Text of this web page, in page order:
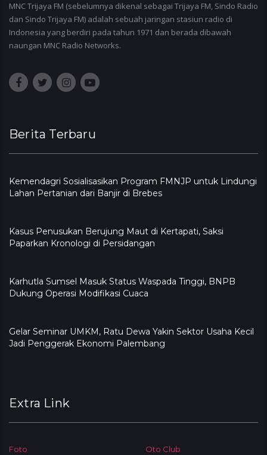
MNC Trijaya FM (sebelumnya dikenal sebagai Trijaya FM, Sindo Radio
dan Sindo Trijaya FM) adalah sebuah jaringan stasiun radio di
Indonesia yang berdiri pada tahun 1971 dan berada dibawah
naungan MNC Radio Networks.
Berita Terbaru
Kemendagri Sosialisasikan Program FMNJP untuk Lindungi
Lahan Pertanian dari Banjir di Brebes
Kasus Penusukan Berujung Maut di Kertapati, Saksi
Paparkan Kronologi di Persidangan
Karhutla Sumsel Masuk Status Waspada Tinggi, BNPB
Dukung Operasi Modifikasi Cuaca
Gelar Seminar UMKM, Ratu Dewa Yakin Sektor Usaha Kecil
Jadi Penggerak Ekonomi Palembang
Extra Link
Foto Oto Club